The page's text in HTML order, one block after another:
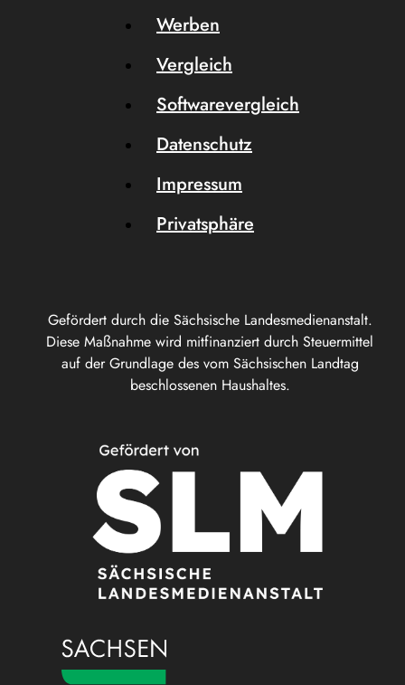
Gefördert durch die Sächsische Landesmedienanstalt.
Diese Maßnahme wird mitfinanziert durch Steuermittel
auf der Grundlage des vom Sächsischen Landtag
beschlossenen Haushaltes.
Werben
Vergleich
Softwarevergleich
Datenschutz
Impressum
Privatsphäre